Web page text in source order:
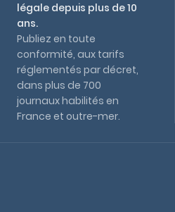
légale depuis plus de 10
ans.
Publiez en toute
conformité, aux tarifs
réglementés par décret,
dans plus de 700
journaux habilités en
France et outre-mer.